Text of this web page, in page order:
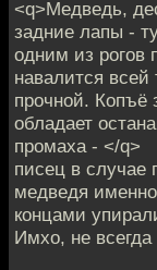
<q>Медведь,
задние лапы -
одним из рогов
навалится
прочной. Копъё
обладает
промаха - </q>
писец в случае
медведя
концами
Имхо, не